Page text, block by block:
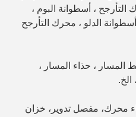
، أسطوانة البوم ،
الدلو ، محرك التأرجح
المسار ، حذاء المسار ،
محرك، مفصل تدوير، خزان